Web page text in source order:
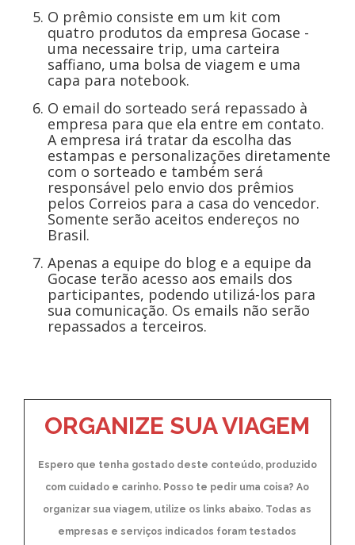
O prêmio consiste em um kit com
quatro produtos da empresa Gocase -
uma necessaire trip, uma carteira
saffiano, uma bolsa de viagem e uma
capa para notebook.
O email do sorteado será repassado à
empresa para que ela entre em contato.
A empresa irá tratar da escolha das
estampas e personalizações diretamente
com o sorteado e também será
responsável pelo envio dos prêmios
pelos Correios para a casa do vencedor.
Somente serão aceitos endereços no
Brasil.
Apenas a equipe do blog e a equipe da
Gocase terão acesso aos emails dos
participantes, podendo utilizá-los para
sua comunicação. Os emails não serão
repassados a terceiros.
ORGANIZE SUA VIAGEM
Espero que tenha gostado deste conteúdo, produzido
com cuidado e carinho. Posso te pedir uma coisa? Ao
organizar sua viagem, utilize os links abaixo. Todas as
empresas e serviços indicados foram testados